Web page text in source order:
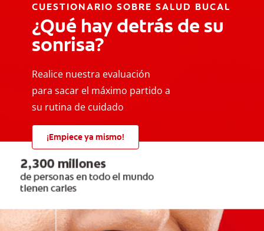
CUESTIONARIO SOBRE SALUD BUCAL
¿Qué hay detrás de su
sonrisa?
Realice nuestra evaluación
para sacar el máximo partido a
su rutina de cuidado
¡Empiece ya mismo!